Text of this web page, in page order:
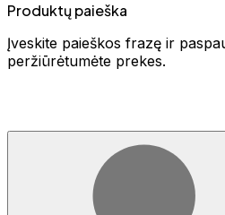
Produktų paieška
Įveskite paieškos frazę ir
peržiūrėtumėte prekes.